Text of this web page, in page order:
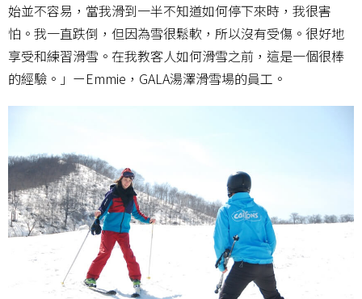
始並不容易，當我滑到一半不知道如何停下來時，我很害
怕。我一直跌倒，但因為雪很鬆軟，所以沒有受傷。很好地
享受和練習滑雪。在我教客人如何滑雪之前，這是一個很棒
的經驗。」ーEmmie，GALA湯澤滑雪場的員工。